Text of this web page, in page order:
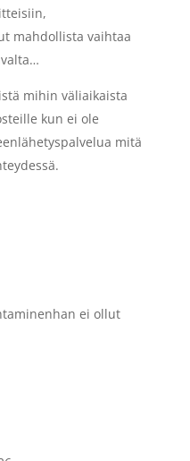
mahdollista vaihtaa
mihin väliaikaista
kun ei ole
mitä
ei ollut